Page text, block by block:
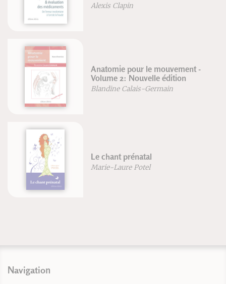
Alexis Clapin
Anatomie pour le mouvement -
Volume 2: Nouvelle édition
Blandine Calais-Germain
Le chant prénatal
Marie-Laure Potel
Navigation